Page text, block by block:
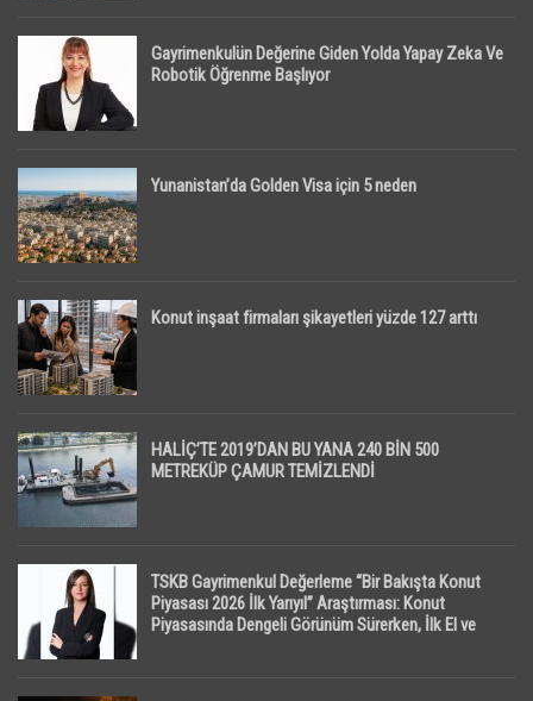
Gayrimenkulün Değerine Giden Yolda Yapay Zeka Ve
Robotik Öğrenme Başlıyor
Yunanistan’da Golden Visa için 5 neden
Konut inşaat firmaları şikayetleri yüzde 127 arttı
HALİÇ’TE 2019’DAN BU YANA 240 BİN 500
METREKÜP ÇAMUR TEMİZLENDİ
TSKB Gayrimenkul Değerleme “Bir Bakışta Konut
Piyasası 2026 İlk Yarıyıl” Araştırması: Konut
Piyasasında Dengeli Görünüm Sürerken, İlk El ve